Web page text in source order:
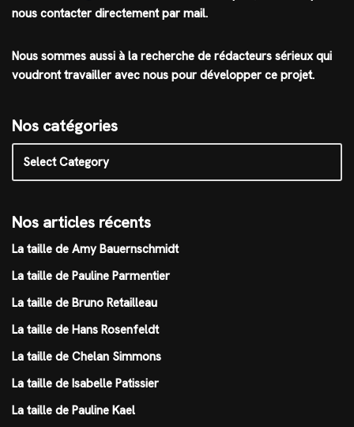
nous contacter directement par mail.
Nous sommes aussi à la recherche de rédacteurs sérieux qui
voudront travailler avec nous pour développer ce projet.
Nos catégories
Nos articles récents
La taille de Amy Bauernschmidt
La taille de Pauline Parmentier
La taille de Bruno Retailleau
La taille de Hans Rosenfeldt
La taille de Chelan Simmons
La taille de Isabelle Patissier
La taille de Pauline Kael